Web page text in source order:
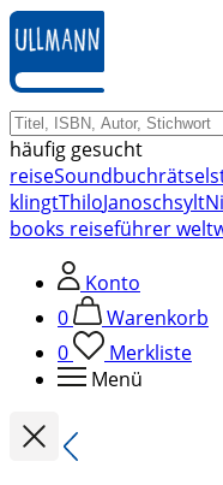
zum
Hauptinhalt
springen
häufig gesucht
reiseSoundbuchrätsel
klingtThiloJanoschsylt
books reiseführer
Konto
0
Warenkorb
0
Merkliste
Menü